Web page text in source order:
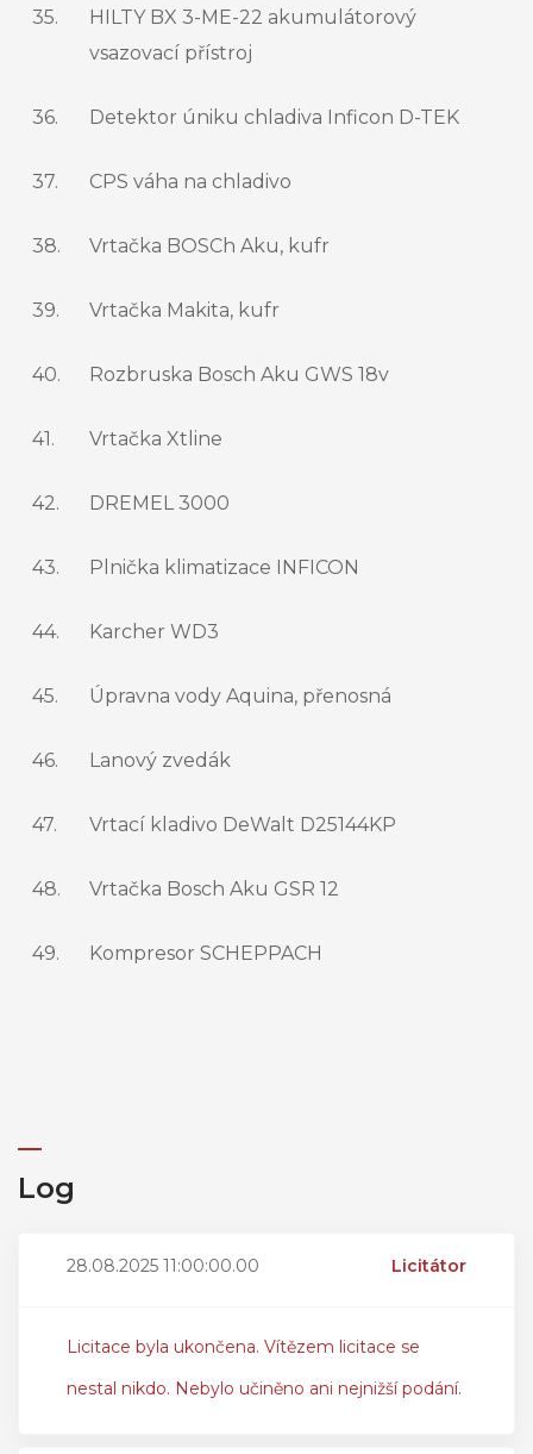
35.
HILTY BX 3-ME-22 akumulátorový
vsazovací přístroj
36. Detektor úniku chladiva Inficon D-TEK
37. CPS váha na chladivo
38. Vrtačka BOSCh Aku, kufr
39. Vrtačka Makita, kufr
40. Rozbruska Bosch Aku GWS 18v
41. Vrtačka Xtline
42. DREMEL 3000
43. Plnička klimatizace INFICON
44. Karcher WD3
45. Úpravna vody Aquina, přenosná
46. Lanový zvedák
47. Vrtací kladivo DeWalt D25144KP
48. Vrtačka Bosch Aku GSR 12
49. Kompresor SCHEPPACH
Log
28.08.2025 11:00:00.00 Licitátor
Licitace byla ukončena. Vítězem licitace se
nestal nikdo. Nebylo učiněno ani nejnižší podání.